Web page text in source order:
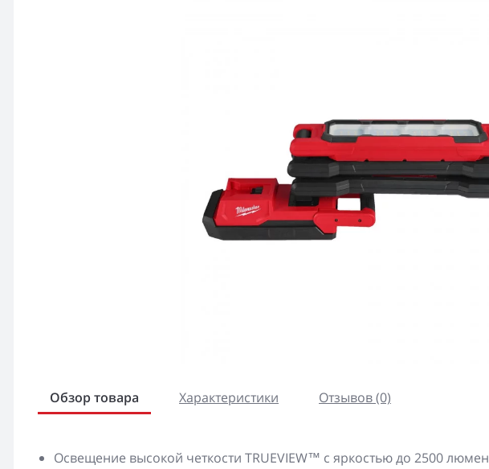
Обзор товара Характеристики Отзывов (0)
Освещение высокой четкости TRUEVIEW™ с яркостью до 2500 люмен